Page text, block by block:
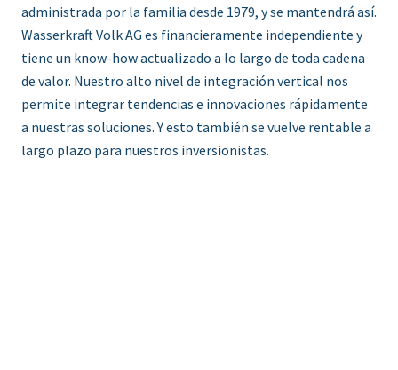
administrada por la familia desde 1979, y se mantendrá así.
Wasserkraft Volk AG es financieramente independiente y
tiene un know-how actualizado a lo largo de toda cadena
de valor. Nuestro alto nivel de integración vertical nos
permite integrar tendencias e innovaciones rápidamente
a nuestras soluciones. Y esto también se vuelve rentable a
largo plazo para nuestros inversionistas.